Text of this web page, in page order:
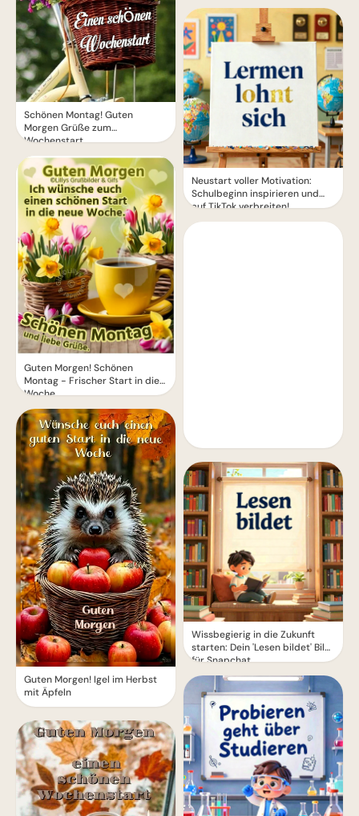
Schönen Montag! Guten
Morgen Grüße zum
Wochenstart
Guten Morgen! Schönen
Montag - Frischer Start in die
Woche
Guten Morgen! Igel im Herbst
mit Äpfeln
Neustart voller Motivation:
Schulbeginn inspirieren und
auf TikTok verbreiten!
Wissbegierig in die Zukunft
starten: Dein 'Lesen bildet' Bild
für Snapchat